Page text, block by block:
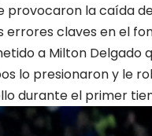
provocaron la caída
errores claves en el
a Milton Delgado
lo presionaron y le
durante el primer